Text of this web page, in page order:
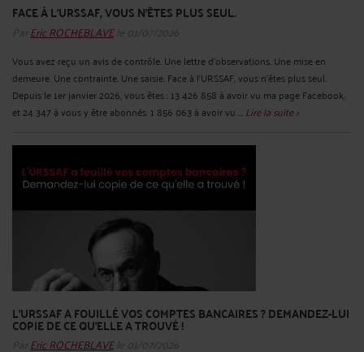
FACE À L'URSSAF, VOUS N'ÊTES PLUS SEUL.
Par Eric ROCHEBLAVEle 01/07/2026
Vous avez reçu un avis de contrôle. Une lettre d'observations. Une mise en
demeure. Une contrainte. Une saisie. Face à l'URSSAF, vous n'êtes plus seul.
Depuis le 1er janvier 2026, vous êtes : 13 426 858 à avoir vu ma page Facebook,
et 24 347 à vous y être abonnés. 1 856 063 à avoir vu ... Lire la suite >
L'URSSAF A FOUILLÉ VOS COMPTES BANCAIRES ? DEMANDEZ-LUI
COPIE DE CE QU'ELLE A TROUVÉ !
Par Eric ROCHEBLAVEle 01/07/2026